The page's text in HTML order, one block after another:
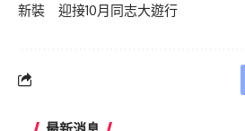
新裝 迎接10月同志大遊行